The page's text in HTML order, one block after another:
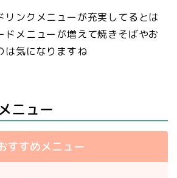
リンクメニューが充実してるとは
ドメニューが増えて焼きそばやお
は気になりますね
ニュー
すすめメニュー